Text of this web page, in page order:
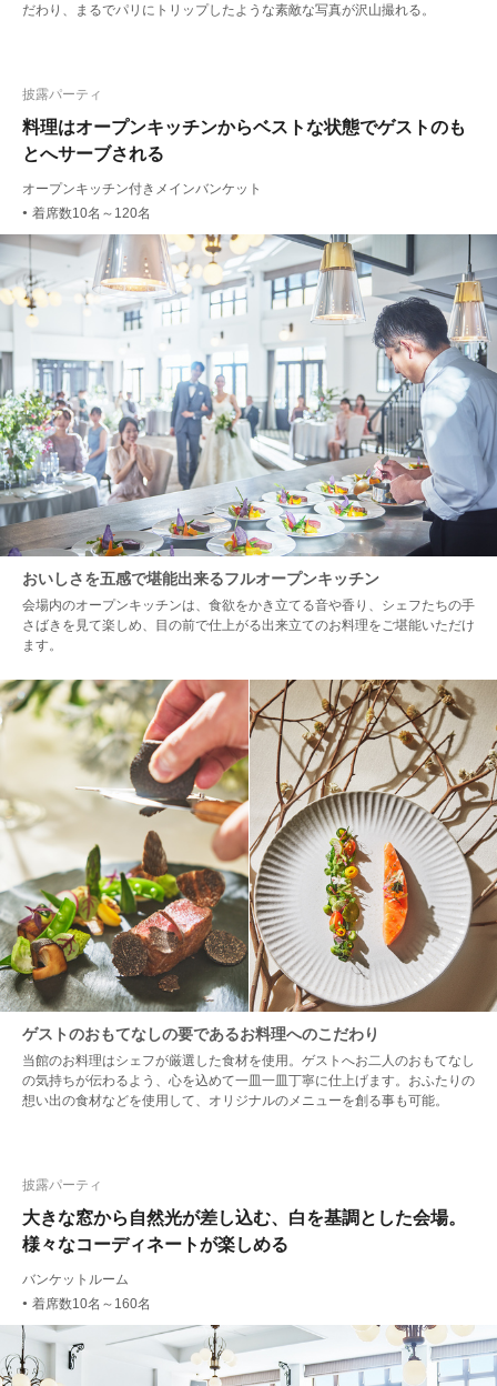
だわり、まるでパリにトリップしたような素敵な写真が沢山撮れる。
料理はオープンキッチンからベストな状態でゲストのも
とへサーブされる
披露パーティ
オープンキッチン付きメインバンケット
● 着席数10名～120名
おいしさを五感で堪能出来るフルオープンキッチン
会場内のオープンキッチンは、食欲をかき立てる音や香り、シェフたちの手
さばきを見て楽しめ、目の前で仕上がる出来立てのお料理をご堪能いただけ
ます。
ゲストのおもてなしの要であるお料理へのこだわり
当館のお料理はシェフが厳選した食材を使用。ゲストへお二人のおもてなし
の気持ちが伝わるよう、心を込めて一皿一皿丁寧に仕上げます。おふたりの
想い出の食材などを使用して、オリジナルのメニューを創る事も可能。
大きな窓から自然光が差し込む、白を基調とした会場。
様々なコーディネートが楽しめる
披露パーティ
バンケットルーム
● 着席数10名～160名